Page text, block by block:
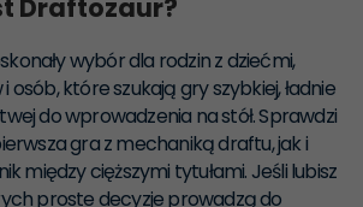
Draftozaur?
wybór dla rodzin z dziećmi,
osób, które szukają gry szybkiej, ładnie
do wprowadzenia na stół. Sprawdzi
gra z mechaniką draftu, jak i
między cięższymi tytułami. Jeśli lubisz
proste decyzje prowadzą do